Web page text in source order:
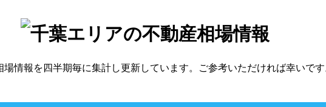
場情報を四半期毎に集計し更新しています。ご参考いただければ幸いです